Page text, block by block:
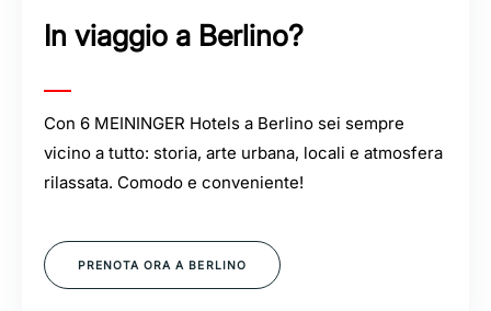
In viaggio a Berlino?
Con 6 MEININGER Hotels a Berlino sei sempre
vicino a tutto: storia, arte urbana, locali e atmosfera
rilassata. Comodo e conveniente!
PRENOTA ORA A BERLINO